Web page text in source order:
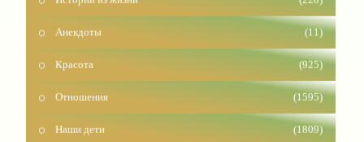
(11)
(925)
(1595)
(1809)